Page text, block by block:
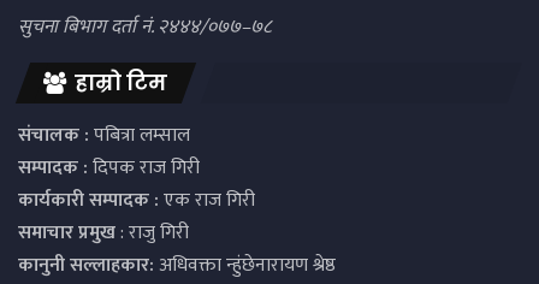
सुचना बिभाग दर्ता नं. २४४४/०७७–७८
हाम्रो टिम
संचालक :पबित्रा लम्साल
सम्पादक :दिपक राज गिरी
कार्यकारी सम्पादक :एक राज गिरी
समाचार प्रमुख: राजु गिरी
कानुनी सल्लाहकार:अधिवक्ता न्हुंछेनारायण श्रेष्ठ